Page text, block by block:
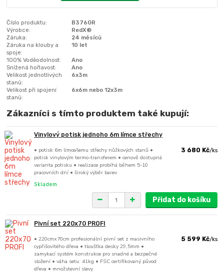
Číslo produktu:
B376GR
Výrobce:
RedX®
Záruka:
24 měsíců
Záruka na klouby a
spoje:
10 let
100% Voděodolnost:
Ano
Snížená hořlavost:
Ano
Velikost jednotlivých
stanů:
6x3m
Velikost při spojení
stanů:
6x6m nebo 12x3m
Zákazníci s tímto produktem také kupují:
Vinylový potisk jednoho 6m límce střechy
• potisk 6m límce/lemu střechy nůžkových stanů •
potisk vinylovým termo-transferem • cenově dostupná
varianta potisku • realizace probíhá během 5-10
pracovních dní • široký výběr barev
3 680 Kč/ks
Skladem
Přidat do košíku
Pivní set 220x70 PROFI
• 220cmx70cm profesionální pivní set z masivního
cypřišovitého dřeva • tloušťka desky 29,5mm •
zamykací systém konstrukce pro snadné a bezpečné
složení • váha setu: 41kg • FSC certifikovaný původ
dřeva • množstevní slevy
5 599 Kč/ks